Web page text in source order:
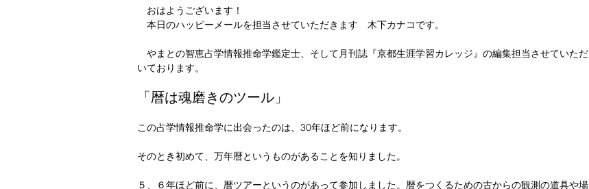
おはようございます！
本日のハッピーメールを担当させていただきます　木下カナコです。
やまとの智恵占学情報推命学鑑定士、そして月刊誌『京都生涯学習カレッジ』の編集担当させていただ
いております。
「暦は魂磨きのツール」
この占学情報推命学に出会ったのは、30年ほど前になります。
そのとき初めて、万年暦というものがあることを知りました。
５、６年ほど前に、暦ツアーというのがあって参加しました。暦をつくるための古からの観測の道具や場